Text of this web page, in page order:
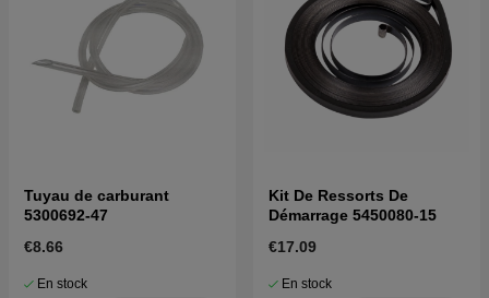
Tuyau de carburant
5300692-47
€8.66
En stock
Kit De Ressorts De
Démarrage 5450080-15
€17.09
En stock